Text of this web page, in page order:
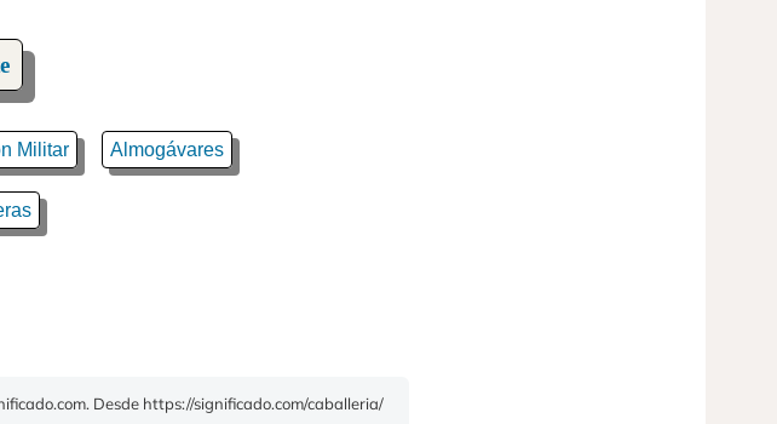
Militar Almogávares
Desde https://significado.com/caballeria/